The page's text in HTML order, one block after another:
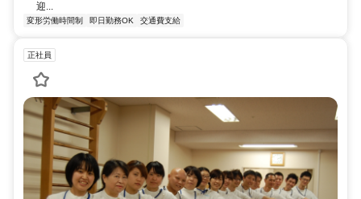
迎...
変形労働時間制 即日勤務OK 交通費支給
正社員